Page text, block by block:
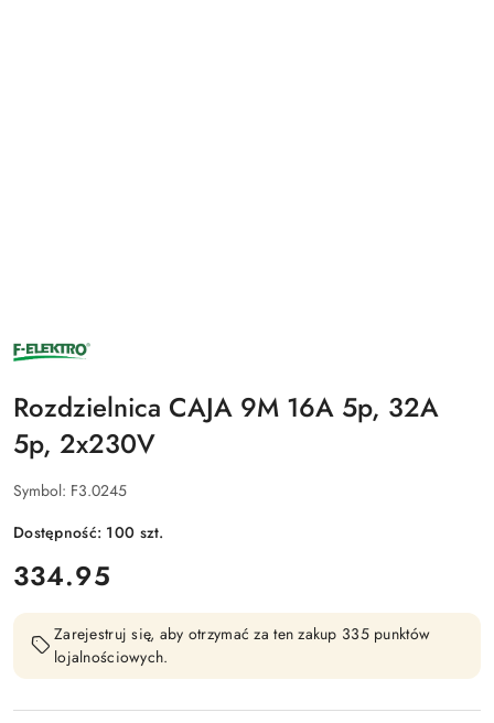
NAZWA
PRODUCENTA:
Rozdzielnica CAJA 9M 16A 5p, 32A
5p, 2x230V
Symbol: F3.0245
Dostępność: 100 szt.
cena:
334.95
Zarejestruj się, aby otrzymać za ten zakup 335 punktów
lojalnościowych.